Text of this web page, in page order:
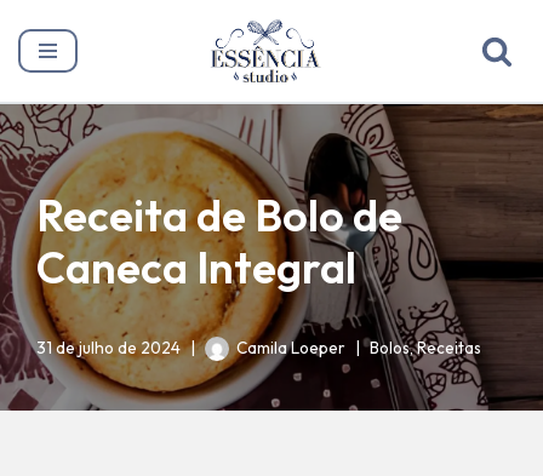
Pular
o
conteúdo
Receita de Bolo de
Caneca Integral
31 de julho de 2024 Camila Loeper Bolos,Receitas